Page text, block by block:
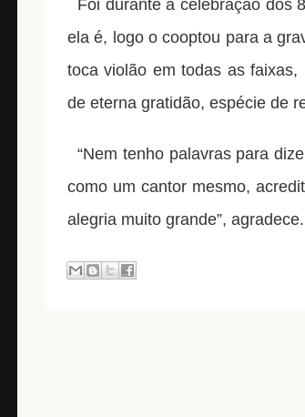
Foi durante a celebração dos
ela é, logo o cooptou para a
toca violão em todas as
de eterna gratidão, espécie de
“Nem tenho palavras para
como um cantor mesmo,
alegria muito grande”, agradece.